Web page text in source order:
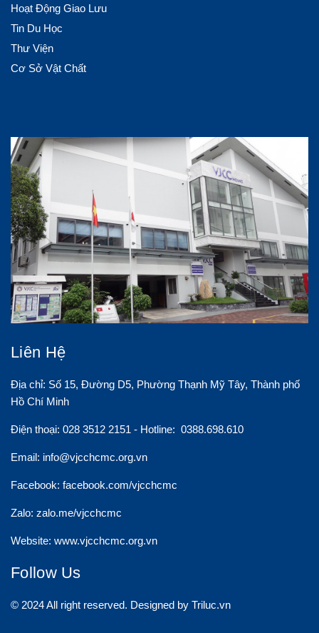
Hoạt Động Giao Lưu
Tin Du Học
Thư Viện
Cơ Sở Vật Chất
Liên Hệ
Địa chỉ: Số 15, Đường D5, Phường Thạnh Mỹ Tây, Thành phố
Hồ Chí Minh
Điện thoại: 028 3512 2151 - Hotline: 0388.698.610
Email: info@vjcchcmc.org.vn
Facebook: facebook.com/vjcchcmc
Zalo: zalo.me/vjcchcmc
Website: www.vjcchcmc.org.vn
Follow Us
© 2024 All right reserved. Designed by Triluc.vn